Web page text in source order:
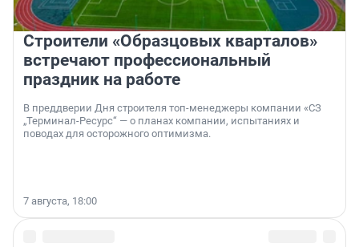
Строители «Образцовых кварталов»
встречают профессиональный
праздник на работе
В преддверии Дня строителя топ-менеджеры компании «СЗ
„Терминал-Ресурс“ — о планах компании, испытаниях и
поводах для осторожного оптимизма.
7 августа, 18:00